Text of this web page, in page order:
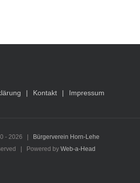
Kontakt Impressum
- 2026 |
Bürgerverein Horn-Lehe
| Powered by Web-a-Head